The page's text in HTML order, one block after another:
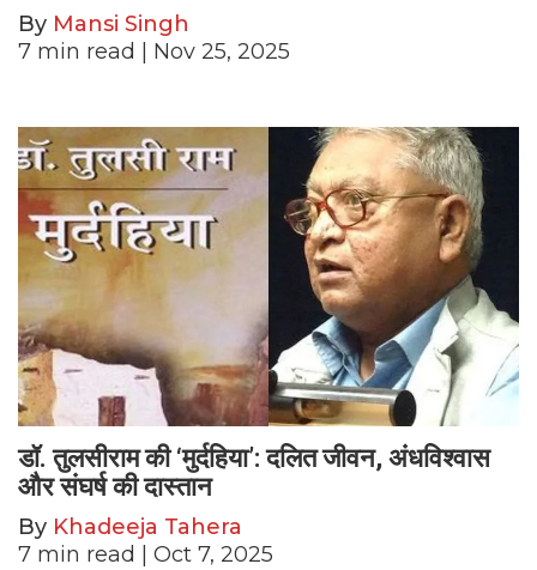
By Mansi Singh
7 min read | Nov 25, 2025
डॉ. तुलसीराम की ‘मुर्दहिया’: दलित जीवन, अंधविश्वास
और संघर्ष की दास्तान
By Khadeeja Tahera
7 min read | Oct 7, 2025